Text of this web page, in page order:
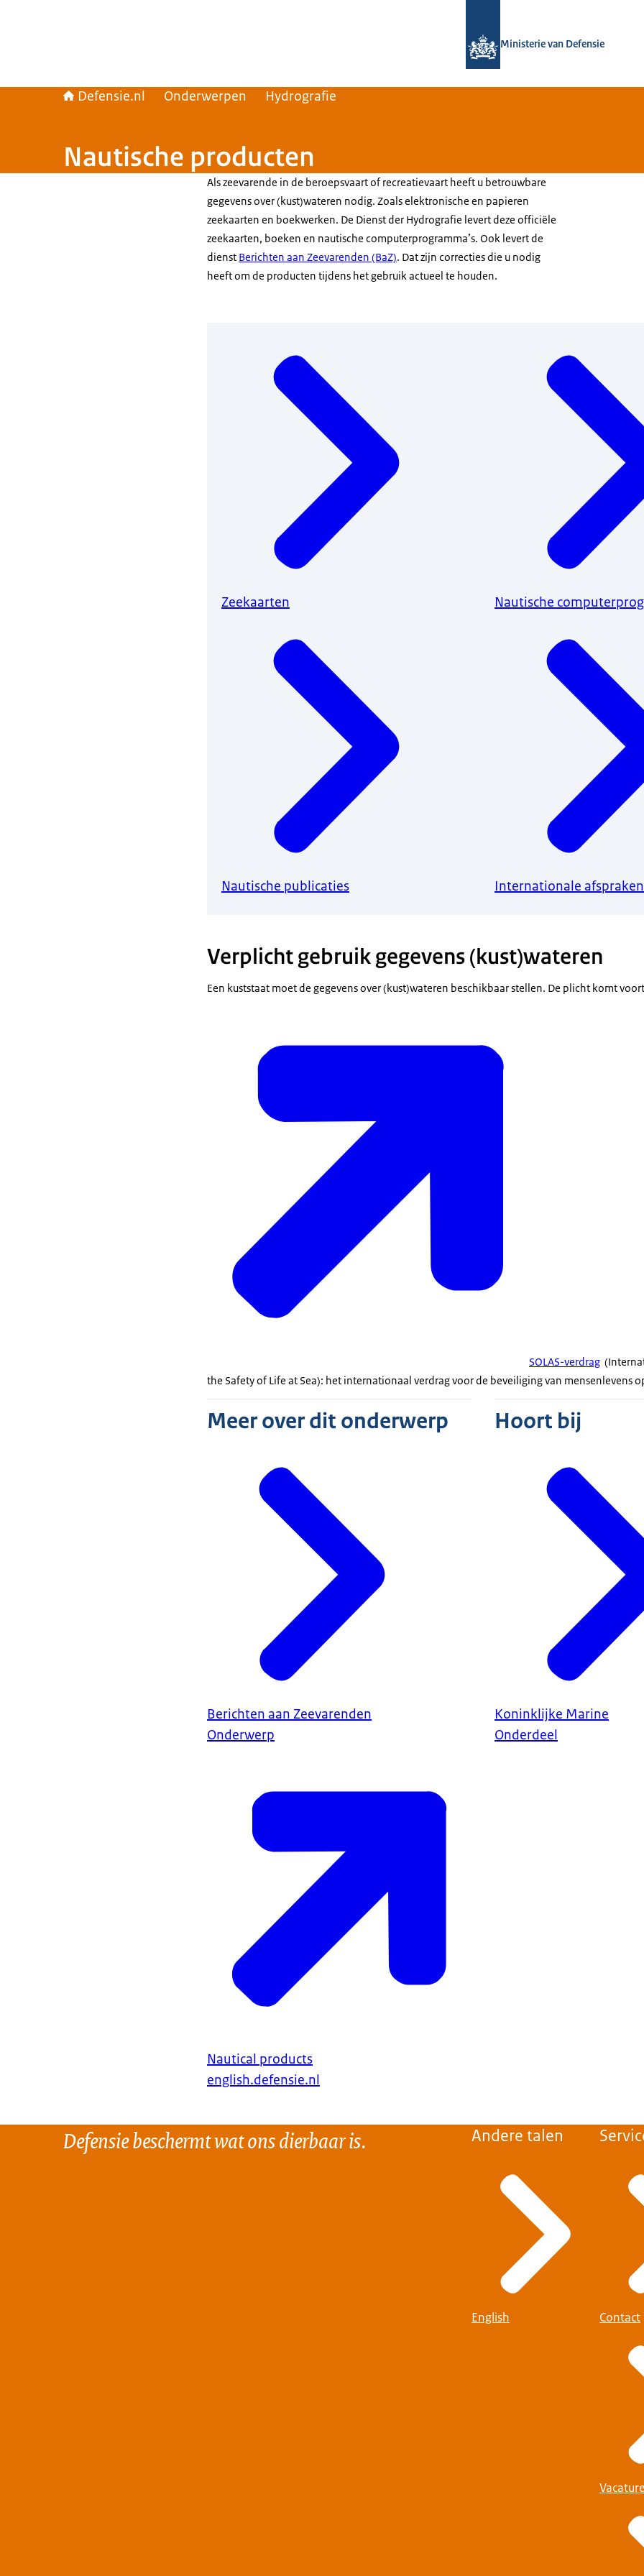
Ministerie van Defensie
Defensie.nl Onderwerpen Hydrografie
Nautische producten
Als zeevarende in de beroepsvaart of recreatievaart heeft u betrouwbare
gegevens over (kust)wateren nodig. Zoals elektronische en papieren
zeekaarten en boekwerken. De Dienst der Hydrografie levert deze officiële
zeekaarten, boeken en nautische computerprogramma’s. Ook levert de
dienst Berichten aan Zeevarenden (BaZ). Dat zijn correcties die u nodig
heeft om de producten tijdens het gebruik actueel te houden.
Zeekaarten
Nautische publicaties
Nautische
Internationale
Verplicht gebruik gegevens (kust)wateren
Een kuststaat moet de gegevens over (kust)wateren beschikbaar stellen. De plicht komt
SOLAS-verdrag (
the Safety of Life at Sea): het internationaal verdrag voor de beveiliging van mensenlevens
Meer over dit onderwerp
Berichten aan Zeevarenden
Onderwerp
Nautical products
english.defensie.nl
Hoort bij
Koninklijke Marine
Onderdeel
Defensie beschermt wat ons dierbaar is. Andere talen
English Contact